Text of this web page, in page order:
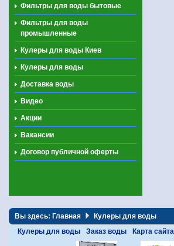
Фильтры для воды бытовые
Фильтры для воды
промышленные
Кулеры для воды Киев
Кулеры для воды
Доставка воды
Видео
Акции
Вакансии
Договор публичной оферты
Вы здесь: Главная
Кулеры для воды
Кулеры для воды
Заказ воды Карта сайта